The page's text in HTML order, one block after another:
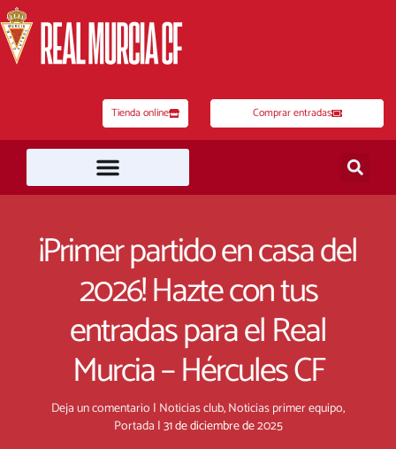
al
contenido
Tienda online Comprar entradas
¡Primer partido en casa del
2026! Hazte con tus
entradas para el Real
Murcia – Hércules CF
Deja un comentario | Noticias club,Noticias primer equipo,
Portada |31 de diciembre de 2025